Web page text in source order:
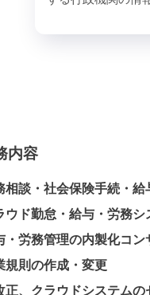
内容
談・社会保険手続・給
ド勤怠・給与・労務シ
・労務管理の内製化コン
規則の作成・変
、クラウドシステムの